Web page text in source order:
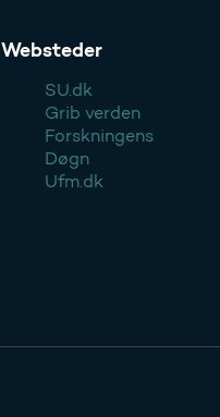
Websteder
SU.dk
Grib verden
Forskningens
Døgn
Ufm.dk